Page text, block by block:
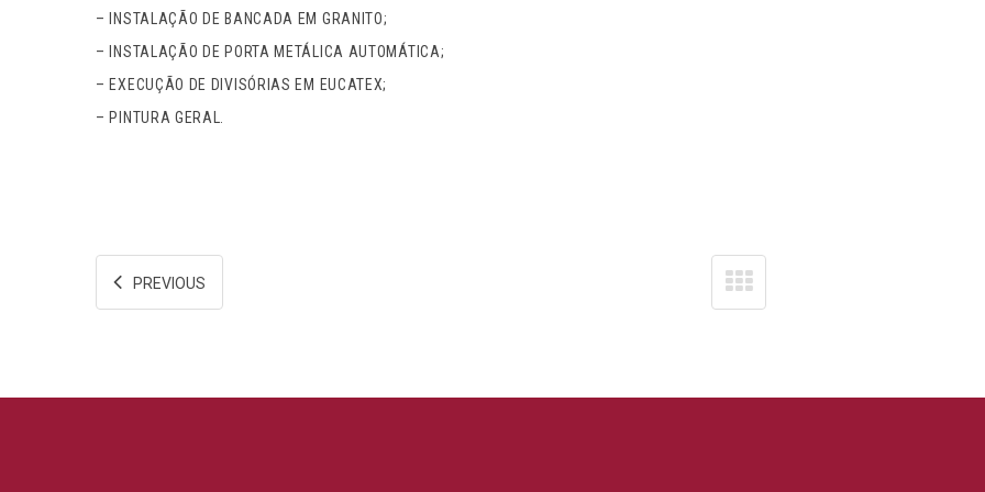
– INSTALAÇÃO DE BANCADA EM GRANITO;
– INSTALAÇÃO DE PORTA METÁLICA AUTOMÁTICA;
– EXECUÇÃO DE DIVISÓRIAS EM EUCATEX;
– PINTURA GERAL.
PREVIOUS